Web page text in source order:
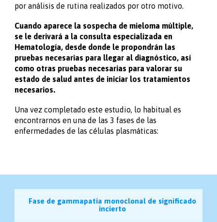
por análisis de rutina realizados por otro motivo.
Cuando aparece la sospecha de mieloma múltiple,
se le derivará a la consulta especializada en
Hematología, desde donde le propondrán las
pruebas necesarias para llegar al diagnóstico, así
como otras pruebas necesarias para valorar su
estado de salud antes de iniciar los tratamientos
necesarios.
Una vez completado este estudio, lo habitual es
encontrarnos en una de las 3 fases de las
enfermedades de las células plasmáticas:
Fase de gammapatía monoclonal de significado
incierto